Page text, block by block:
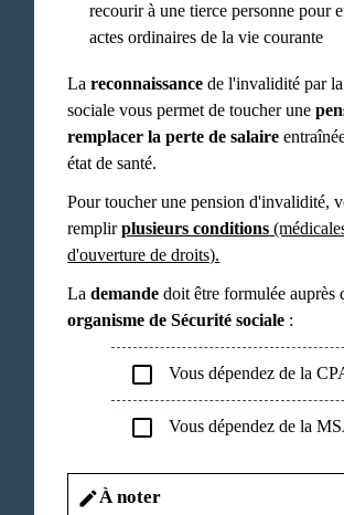
recourir à une tierce personne pour
actes ordinaires de la vie courante
Lareconnaissance de l'invalidité par
sociale vous permet de toucher une
remplacer la perte de salaire
état de santé.
Pour toucher une pension d'invalidité,
remplirplusieurs conditions
d'ouverture de droits).
Lademande doit être formulée auprès
organisme de Sécurité sociale :
check_box_outline_blank Vous dépendez de la
check_box_outline_blank Vous dépendez de la
editÀ noter